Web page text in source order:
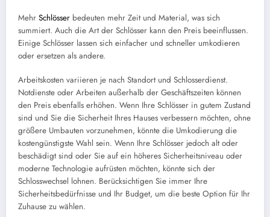
Mehr Schlösser bedeuten mehr Zeit und Material, was sich
summiert. Auch die Art der Schlösser kann den Preis beeinflussen.
Einige Schlösser lassen sich einfacher und schneller umkodieren
oder ersetzen als andere.
Arbeitskosten variieren je nach Standort und Schlosserdienst.
Notdienste oder Arbeiten außerhalb der Geschäftszeiten können
den Preis ebenfalls erhöhen. Wenn Ihre Schlösser in gutem Zustand
sind und Sie die Sicherheit Ihres Hauses verbessern möchten, ohne
größere Umbauten vorzunehmen, könnte die Umkodierung die
kostengünstigste Wahl sein. Wenn Ihre Schlösser jedoch alt oder
beschädigt sind oder Sie auf ein höheres Sicherheitsniveau oder
moderne Technologie aufrüsten möchten, könnte sich der
Schlosswechsel lohnen. Berücksichtigen Sie immer Ihre
Sicherheitsbedürfnisse und Ihr Budget, um die beste Option für Ihr
Zuhause zu wählen.